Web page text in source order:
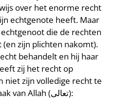
over het enorme recht
echtgenote heeft. Maar
die de rechten
zijn plichten nakomt).
behandelt en hij haar
zij het recht op
niet zijn volledige recht te
geven. Vanwege de uitspraak van Allah (تعالى):